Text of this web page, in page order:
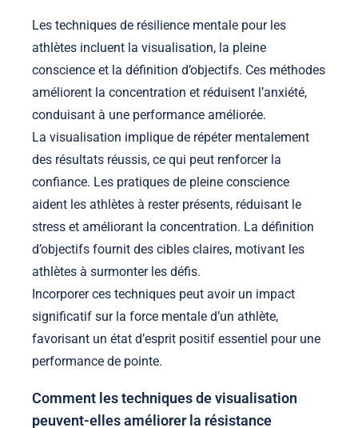
Les techniques de résilience mentale pour les
athlètes incluent la visualisation, la pleine
conscience et la définition d’objectifs. Ces méthodes
améliorent la concentration et réduisent l’anxiété,
conduisant à une performance améliorée.
La visualisation implique de répéter mentalement
des résultats réussis, ce qui peut renforcer la
confiance. Les pratiques de pleine conscience
aident les athlètes à rester présents, réduisant le
stress et améliorant la concentration. La définition
d’objectifs fournit des cibles claires, motivant les
athlètes à surmonter les défis.
Incorporer ces techniques peut avoir un impact
significatif sur la force mentale d’un athlète,
favorisant un état d’esprit positif essentiel pour une
performance de pointe.
Comment les techniques de visualisation
peuvent-elles améliorer la résistance